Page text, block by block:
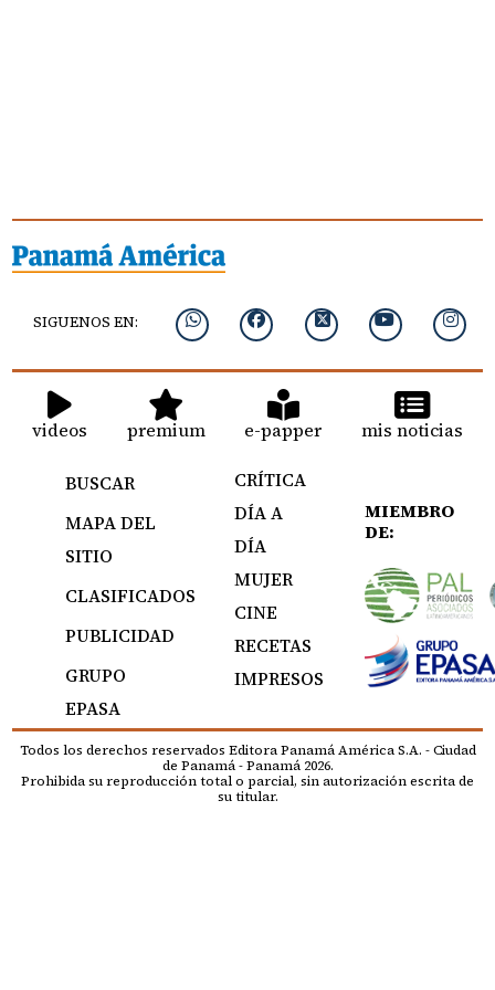
SIGUENOS EN:
videos premium e-papper mis noticias
BUSCAR
MAPA DEL
SITIO
CLASIFICADOS
PUBLICIDAD
GRUPO
EPASA
CRÍTICA
DÍA A
DÍA
MUJER
CINE
RECETAS
IMPRESOS
MIEMBRO
DE:
Todos los derechos reservados Editora Panamá América S.A. - Ciudad
de Panamá - Panamá 2026.
Prohibida su reproducción total o parcial, sin autorización escrita de
su titular.